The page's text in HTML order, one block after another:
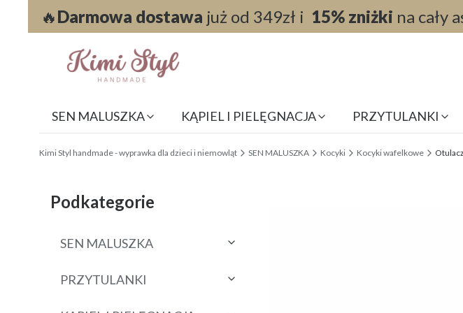
🔥Darmowa dostawa już od 349zł i 15% zniżki na cały
SEN MALUSZKA KĄPIEL I PIELĘGNACJA PRZYTULANKI
Kimi Styl handmade - wyprawka dla dzieci i niemowląt SEN MALUSZKA Kocyki Kocyki wafelkowe
Podkategorie
SEN MALUSZKA
PRZYTULANKI